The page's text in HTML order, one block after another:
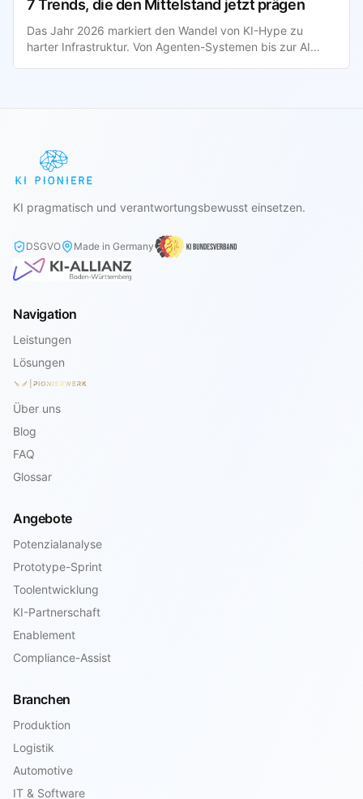
7 Trends, die den Mittelstand jetzt prägen
Das Jahr 2026 markiert den Wandel von KI-Hype zu
harter Infrastruktur. Von Agenten-Systemen bis zur AI
KI pragmatisch und verantwortungsbewusst einsetzen.
DSGVO Made in Germany
Navigation
Leistungen
Lösungen
Über uns
Blog
FAQ
Glossar
Angebote
Potenzialanalyse
Prototype-Sprint
Toolentwicklung
KI-Partnerschaft
Enablement
Compliance-Assist
Branchen
Produktion
Logistik
Automotive
IT & Software